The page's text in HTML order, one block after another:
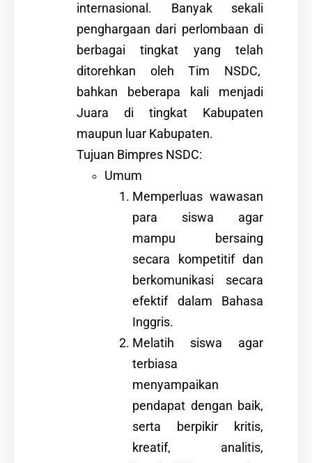
internasional. Banyak sekali
penghargaan dari perlombaan di
berbagai tingkat yang telah
ditorehkan oleh Tim NSDC,
bahkan beberapa kali menjadi
Juara di tingkat Kabupaten
maupun luar Kabupaten.
Tujuan Bimpres NSDC:
Umum
Memperluas wawasan
para siswa agar
mampu bersaing
secara kompetitif dan
berkomunikasi secara
efektif dalam Bahasa
Inggris.
Melatih siswa agar
terbiasa
menyampaikan
pendapat dengan baik,
serta berpikir kritis,
kreatif, analitis,